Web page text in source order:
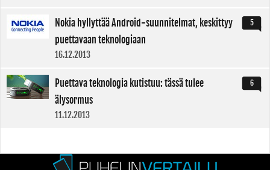
5
Nokia hyllyttää Android-suunnitelmat, keskittyy
puettavaan teknologiaan
16.12.2013
6
Puettava teknologia kutistuu: tässä tulee
älysormus
11.12.2013